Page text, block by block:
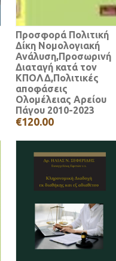
Προσφορά Πολιτική
Δίκη Νομολογιακή
Ανάλυση,Προσωρινή
Διαταγή κατά τον
ΚΠΟΛΔ,Πολιτικές
αποφάσεις
Ολομέλειας Αρείου
Πάγου 2010-2023
€120.00